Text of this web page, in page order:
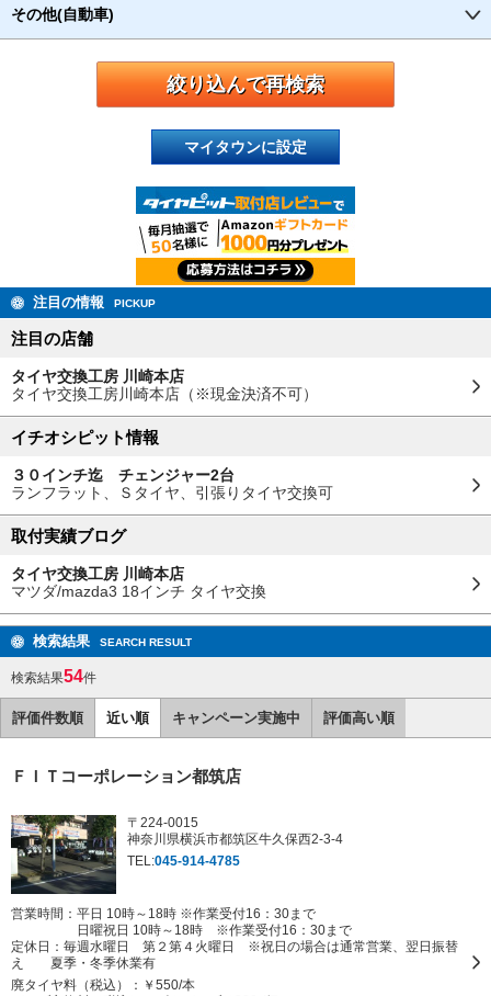
その他(自動車)
マイタウンに設定
注目の情報 PICKUP
注目の店舗
タイヤ交換工房 川崎本店
タイヤ交換工房川崎本店（※現金決済不可）
イチオシピット情報
３０インチ迄 チェンジャー2台
ランフラット、Ｓタイヤ、引張りタイヤ交換可
取付実績ブログ
タイヤ交換工房 川崎本店
マツダ/mazda3 18インチ タイヤ交換
検索結果 SEARCH RESULT
検索結果54件
評価件数順 近い順 キャンペーン実施中 評価高い順
ＦＩＴコーポレーション都筑店
〒224-0015
神奈川県横浜市都筑区牛久保西2-3-4
TEL:045-914-4785
営業時間：平日 10時～18時 ※作業受付16：30まで
日曜祝日 10時～18時 ※作業受付16：30まで
定休日： 毎週水曜日 第２第４火曜日 ※祝日の場合は通常営業、翌日振替
え 夏季・冬季休業有
廃タイヤ料（税込）： ￥550/本